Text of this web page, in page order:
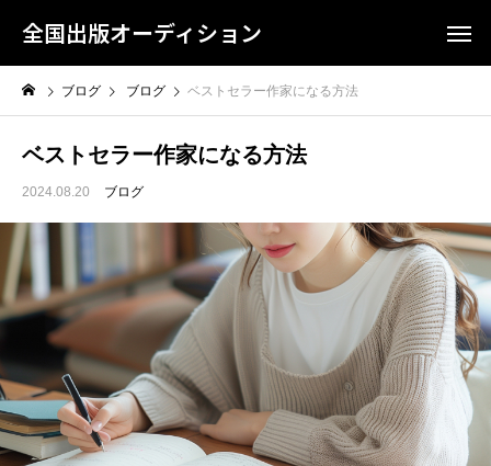
全国出版オーディション
ブログ ブログ ベストセラー作家になる方法
ベストセラー作家になる方法
2024.08.20 ブログ